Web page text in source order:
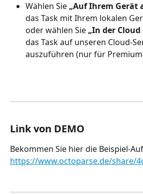
Wählen Sie „Auf Ihrem Gerät
das Task mit Ihrem lokalen
oder wählen Sie „In der
das Task auf unseren Cloud-
auszuführen (nur für
Link von DEMO
Bekommen Sie hier die Beispiel-
https://www.octoparse.de/share/